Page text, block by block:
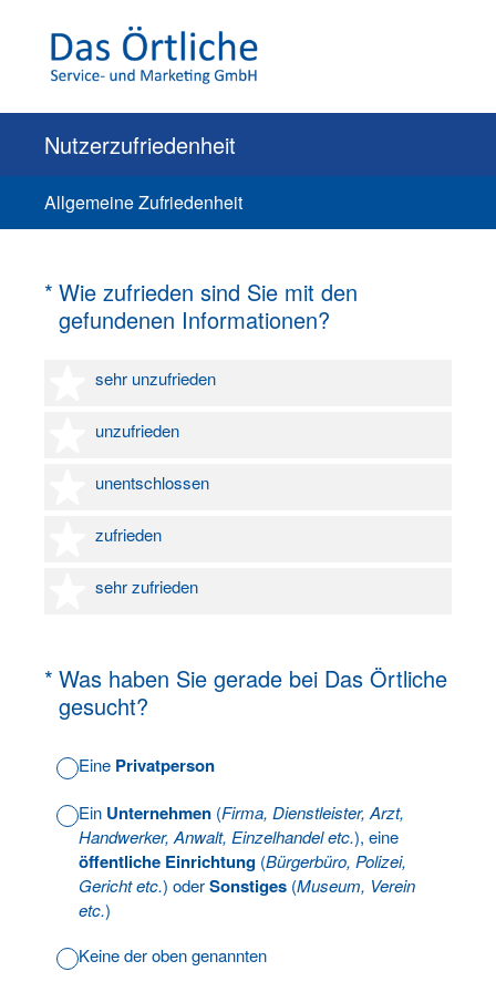
Nutzerzufriedenheit
Allgemeine Zufriedenheit
* Wie zufrieden sind Sie mit den
gefundenen Informationen?
(Erforderlich.)
sehr unzufrieden
1 Stern
unzufrieden
2 Sterne
unentschlossen
3 Sterne
zufrieden
4 Sterne
sehr zufrieden
5 Sterne
* Was haben Sie gerade bei Das Örtliche
gesucht?
(Erforderlich.)
Eine Privatperson
Ein Unternehmen (Firma, Dienstleister, Arzt,
Handwerker, Anwalt, Einzelhandel etc.), eine
öffentliche Einrichtung (Bürgerbüro, Polizei,
Gericht etc.) oderSonstiges (Museum, Verein
etc.)
Keine der oben genannten